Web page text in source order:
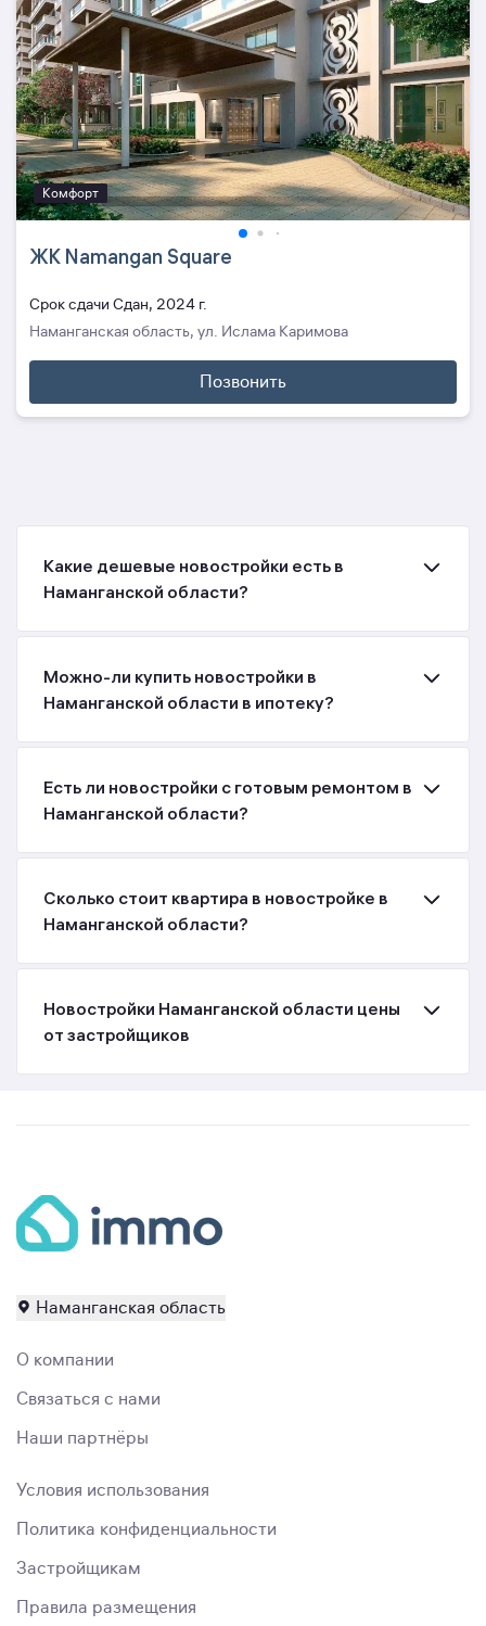
Комфорт
ЖК Namangan Square
Cрок сдачи Сдан, 2024 г.
Наманганская область, ул. Ислама Каримова
Позвонить
Какие дешевые новостройки есть в
Наманганской области?
Можно-ли купить новостройки в
Наманганской области в ипотеку?
Есть ли новостройки с готовым ремонтом в
Наманганской области?
Сколько стоит квартира в новостройке в
Наманганской области?
Новостройки Наманганской области цены
от застройщиков
Наманганская область
О компании
Связаться с нами
Наши партнёры
Условия использования
Политика конфиденциальности
Застройщикам
Правила размещения